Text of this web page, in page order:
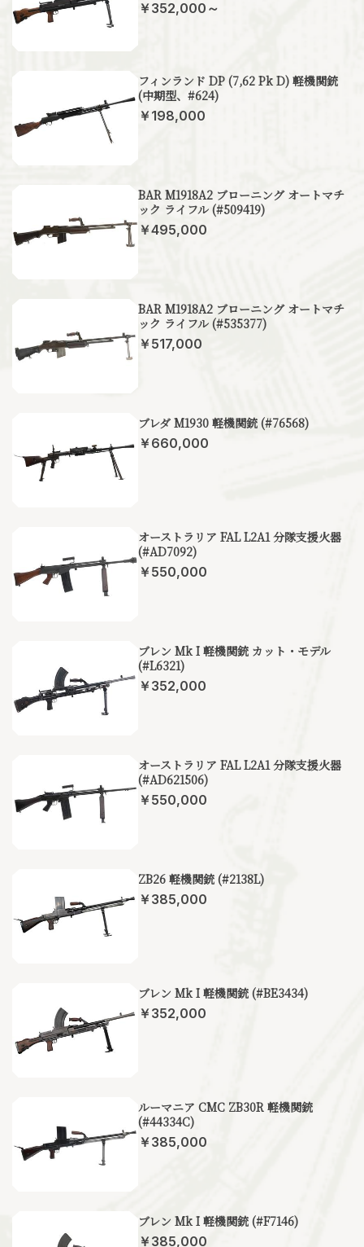
￥352,000～
フィンランド DP (7,62 Pk D) 軽機関銃
(中期型、#624)
￥198,000
BAR M1918A2 ブローニング オートマチ
ック ライフル (#509419)
￥495,000
BAR M1918A2 ブローニング オートマチ
ック ライフル (#535377)
￥517,000
ブレダ M1930 軽機関銃 (#76568)
￥660,000
オーストラリア FAL L2A1 分隊支援火器
(#AD7092)
￥550,000
ブレン Mk I 軽機関銃 カット・モデル
(#L6321)
￥352,000
オーストラリア FAL L2A1 分隊支援火器
(#AD621506)
￥550,000
ZB26 軽機関銃 (#2138L)
￥385,000
ブレン Mk I 軽機関銃 (#BE3434)
￥352,000
ルーマニア CMC ZB30R 軽機関銃
(#44334C)
￥385,000
ブレン Mk I 軽機関銃 (#F7146)
￥385,000